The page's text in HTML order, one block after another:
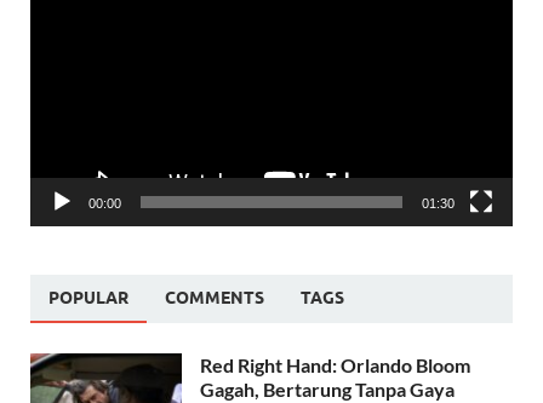
00:00 01:30
POPULAR COMMENTS TAGS
Red Right Hand: Orlando Bloom
Gagah, Bertarung Tanpa Gaya